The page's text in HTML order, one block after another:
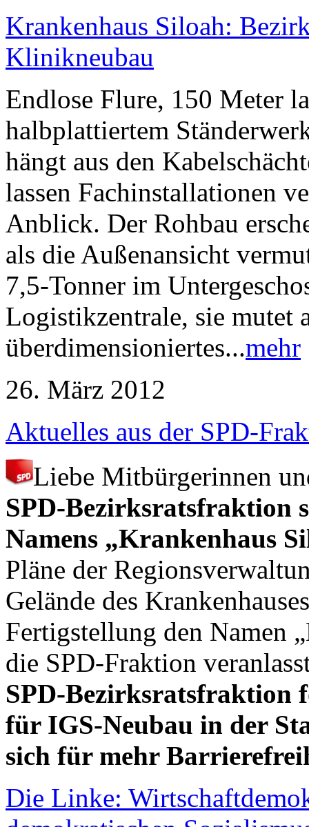
Krankenhaus Siloah:
Klinikneubau
Endlose Flure, 150 Meter
halbplattiertem
hängt aus den
lassen Fachinstallationen
Anblick. Der Rohbau
als die Außenansicht
7,5-Tonner im
Logistikzentrale, sie mutet
überdimensioniertes...mehr
26. März 2012
Aktuelles aus der SPD-
Liebe Mitbürgerinnen
SPD-Bezirksratsfraktion
Namens „Krankenhaus
Pläne der
Gelände des
Fertigstellung den Namen
die SPD-Fraktion
SPD-Bezirksratsfraktion
für IGS-Neubau in der
sich für mehr
Die Linke: